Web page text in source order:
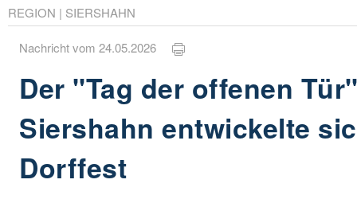
REGION | SIERSHAHN
Nachricht vom 24.05.2026
Der "Tag der offenen
Siershahn entwickelte
Dorffest